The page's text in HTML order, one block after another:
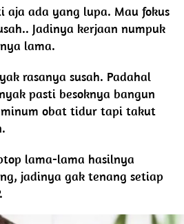
aja ada yang lupa. Mau fokus
Jadinya kerjaan numpuk
lama.
rasanya susah. Padahal
pasti besoknya bangun
minum obat tidur tapi takut
lama-lama hasilnya
jadinya gak tenang setiap